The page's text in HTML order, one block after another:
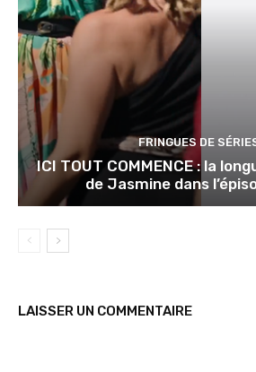
FRINGUES DE
ICI TOUT COMMENCE : la
de Jasmine dans
LAISSER UN COMMENTAIRE